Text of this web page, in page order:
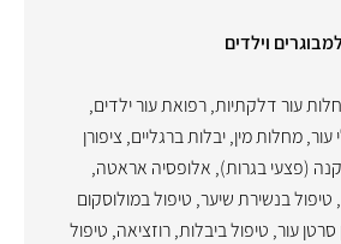
וילדים
עור דלקתיות,רפואת עור ילדים,
עור,מחלות מין,יבלות ברגליים, ציפורן
(פצעי בגרות), אלופסיה אראטה,
, טיפול בנשירת שיער, טיפול במולוסקום
סרטן עור, טיפול ביבלות,רוזציאה, טיפול